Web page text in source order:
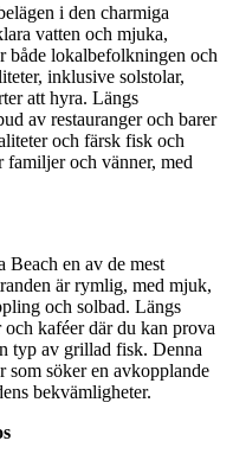
i den charmiga
vatten och mjuka,
både lokalbefolkningen och
inklusive solstolar,
att hyra. Längs
av restauranger och barer
och färsk fisk och
och vänner, med
Beach en av de mest
är rymlig, med mjuk,
och solbad. Längs
kaféer där du kan prova
typ av grillad fisk. Denna
som söker en avkopplande
bekvämligheter.